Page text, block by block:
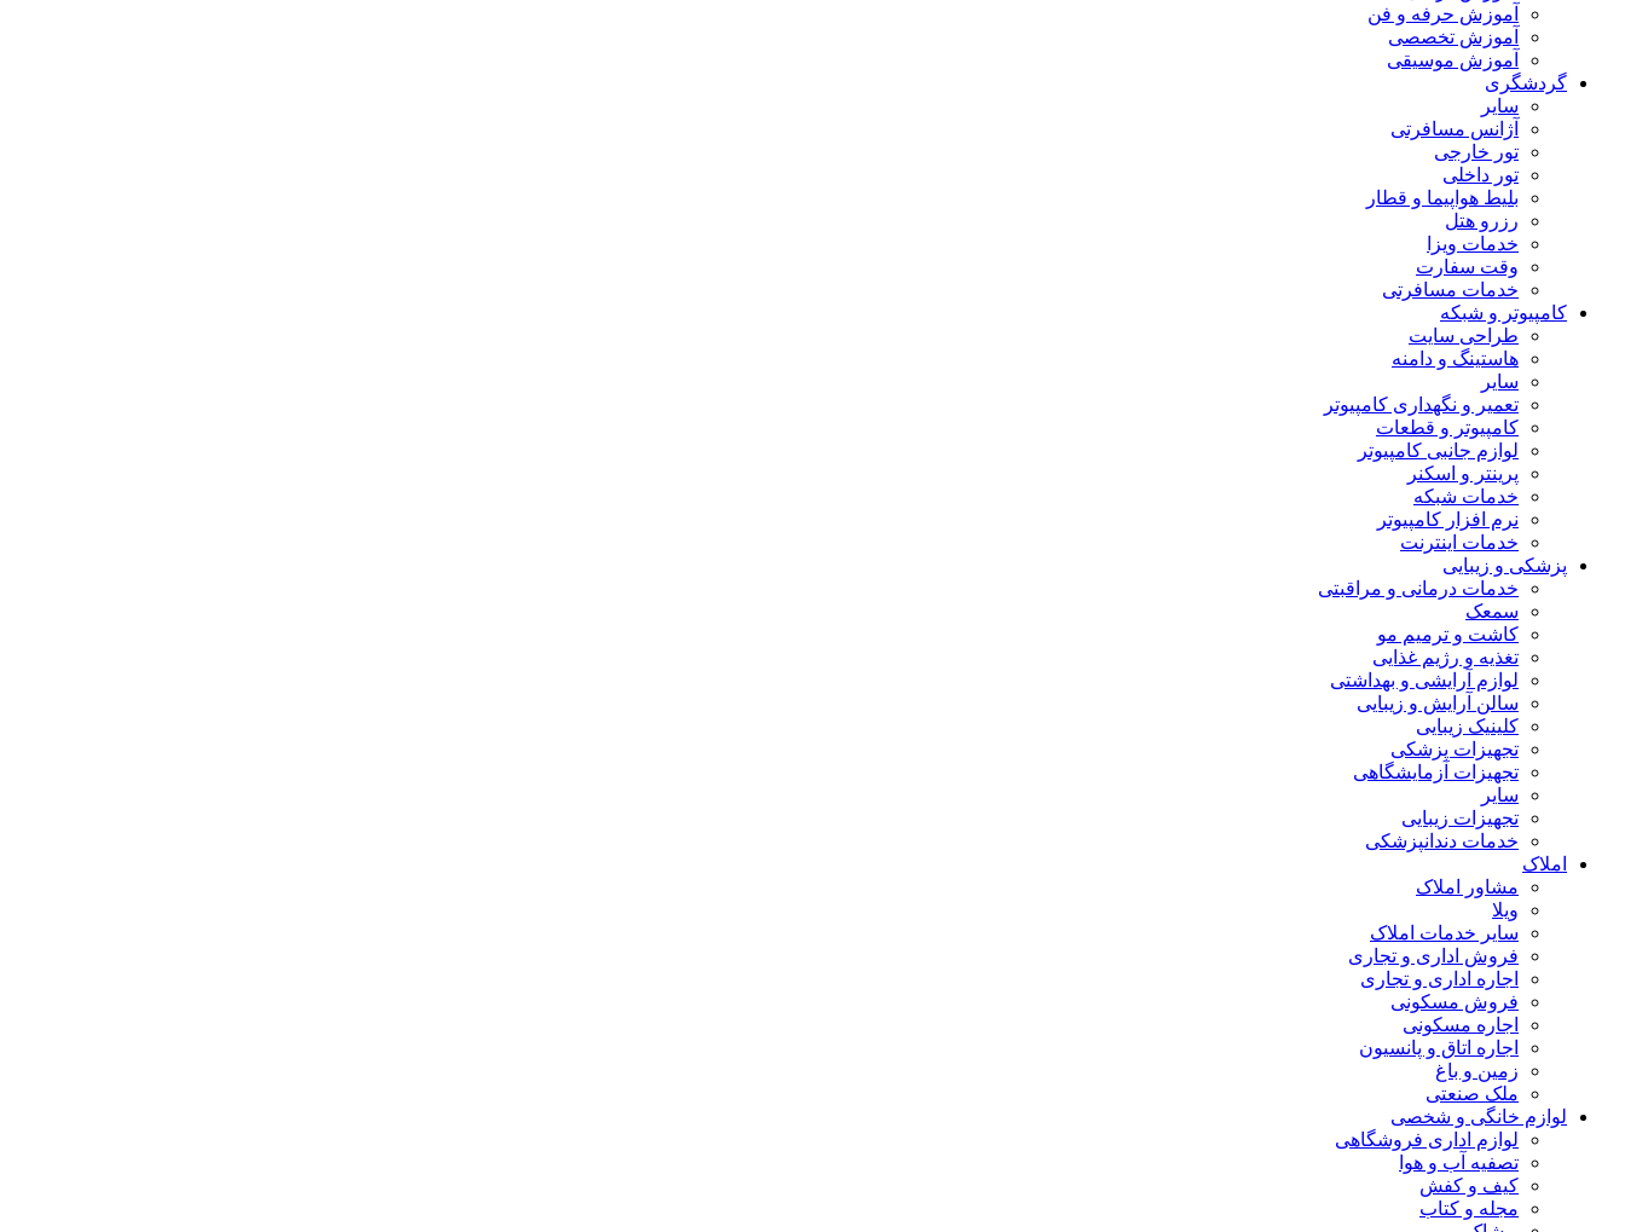
آموزش حرفه و فن
آموزش تخصصی
آموزش موسیقی
گردشگری
سایر
آژانس مسافرتی
تور خارجی
تور داخلی
بلیط هواپیما و قطار
رزرو هتل
خدمات ویزا
وقت سفارت
خدمات مسافرتی
کامپیوتر و شبکه
طراحی سایت
هاستینگ و دامنه
سایر
تعمیر و نگهداری کامپیوتر
کامپیوتر و قطعات
لوازم جانبی کامپیوتر
پرینتر و اسکنر
خدمات شبکه
نرم افزار کامپیوتر
خدمات اینترنت
پزشکی و زیبایی
خدمات درمانی و مراقبتی
سمعک
کاشت و ترمیم مو
تغذیه و رژیم غذایی
لوازم آرایشی و بهداشتی
سالن آرایش و زیبایی
کلینیک زیبایی
تجهیزات پزشکی
تجهیزات آزمایشگاهی
سایر
تجهیزات زیبایی
خدمات دندانپزشکی
املاک
مشاور املاک
ویلا
سایر خدمات املاک
فروش اداری و تجاری
اجاره اداری و تجاری
فروش مسکونی
اجاره مسکونی
اجاره اتاق و پانسیون
زمین و باغ
ملک صنعتی
لوازم خانگی و شخصی
لوازم اداری فروشگاهی
تصفیه آب و هوا
کیف و کفش
مجله و کتاب